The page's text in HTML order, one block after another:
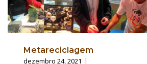
Metareciclagem
dezembro 24, 2021